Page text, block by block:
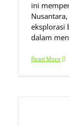
ini
eksplorasi
dalam
Read More